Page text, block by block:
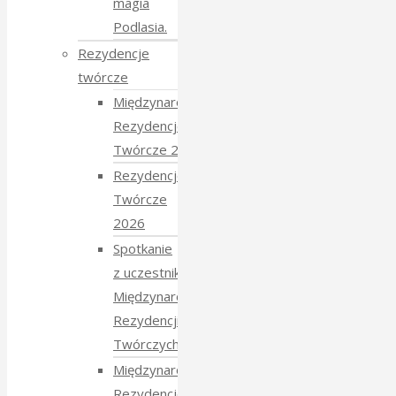
Podlasia.
Rezydencje
twórcze
Międzynarodowe
Rezydencje
Twórcze 2026
Rezydencje
Twórcze
2026
Spotkanie
z uczestnikami
Międzynarodowych
Rezydencji
Twórczych 2026
Międzynarodowe